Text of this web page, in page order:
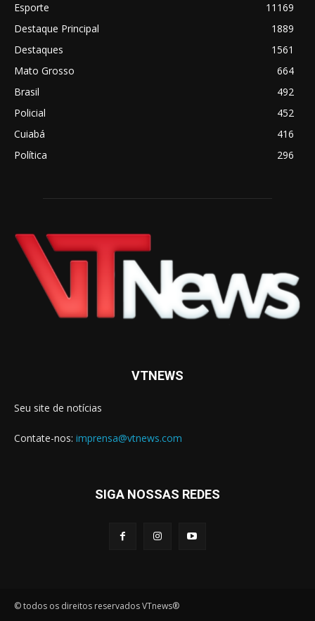
Esporte
11169
Destaque Principal
1889
Destaques
1561
Mato Grosso
664
Brasil
492
Policial
452
Cuiabá
416
Política
296
VTNEWS
Seu site de notícias
Contate-nos: imprensa@vtnews.com
SIGA NOSSAS REDES
© todos os direitos reservados VTnews®